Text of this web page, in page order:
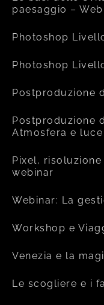
paesaggio –
Photoshop
Photoshop
Postproduzione
Postproduzione
Atmosfera e luce
Pixel,
webinar
Webinar: La
Workshop e
Venezia e la
Le scogliere e i